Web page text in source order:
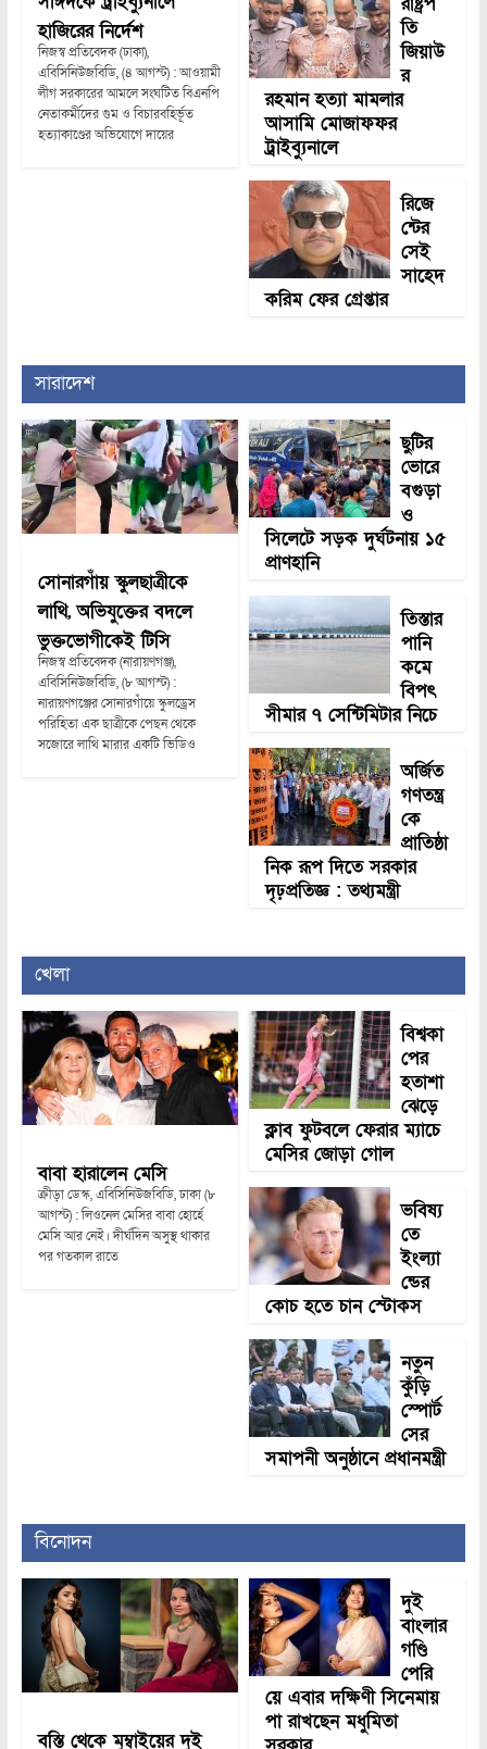
হাজিরের নির্দেশ
নিজস্ব প্রতিবেদক (ঢাকা),
এবিসিনিউজবিডি, (৪ আগস্ট) : আওয়ামী
লীগ সরকারের আমলে সংঘটিত বিএনপি
নেতাকর্মীদের গুম ও বিচারবহির্ভূত
হত্যাকাণ্ডের অভিযোগে দায়ের
তি
জিয়াউ
র
রহমান হত্যা মামলার
আসামি মোজাফফর
ট্রাইব্যুনালে
রিজে
ন্টের
সেই
সাহেদ
করিম ফের গ্রেপ্তার
সারাদেশ
সোনারগাঁয় স্কুলছাত্রীকে
লাথি, অভিযুক্তের বদলে
ভুক্তভোগীকেই টিসি
নিজস্ব প্রতিবেদক (নারায়ণগঞ্জ),
এবিসিনিউজবিডি, (৮ আগস্ট) :
নারায়ণগঞ্জের সোনারগাঁয়ে স্কুলড্রেস
পরিহিতা এক ছাত্রীকে পেছন থেকে
সজোরে লাথি মারার একটি ভিডিও
ছুটির
ভোরে
বগুড়া
ও
সিলেটে সড়ক দুর্ঘটনায় ১৫
প্রাণহানি
তিস্তার
পানি
কমে
বিপৎ
সীমার ৭ সেন্টিমিটার নিচে
অর্জিত
গণতন্ত্র
কে
প্রাতিষ্ঠা
নিক রূপ দিতে সরকার
দৃঢ়প্রতিজ্ঞ : তথ্যমন্ত্রী
খেলা
বাবা হারালেন মেসি
ক্রীড়া ডেস্ক, এবিসিনিউজবিডি, ঢাকা (৮
আগস্ট) : লিওনেল মেসির বাবা হোর্হে
মেসি আর নেই। দীর্ঘদিন অসুস্থ থাকার
পর গতকাল রাতে
বিশ্বকা
পের
হতাশা
ঝেড়ে
ক্লাব ফুটবলে ফেরার ম্যাচে
মেসির জোড়া গোল
ভবিষ্য
তে
ইংল্যা
ন্ডের
কোচ হতে চান স্টোকস
নতুন
কুঁড়ি
স্পোর্ট
সের
সমাপনী অনুষ্ঠানে প্রধানমন্ত্রী
বিনোদন
বস্তি থেকে মুম্বাইয়ের দুই
দুই
বাংলার
গণ্ডি
পেরি
য়ে এবার দক্ষিণী সিনেমায়
পা রাখছেন মধুমিতা